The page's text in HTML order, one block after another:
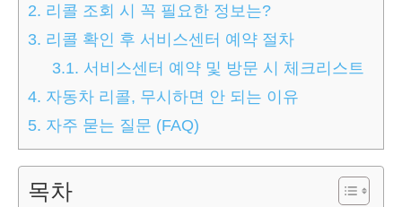
2. 리콜 조회 시 꼭 필요한 정보는?
3. 리콜 확인 후 서비스센터 예약 절차
3.1. 서비스센터 예약 및 방문 시 체크리스트
4. 자동차 리콜, 무시하면 안 되는 이유
5. 자주 묻는 질문 (FAQ)
목차